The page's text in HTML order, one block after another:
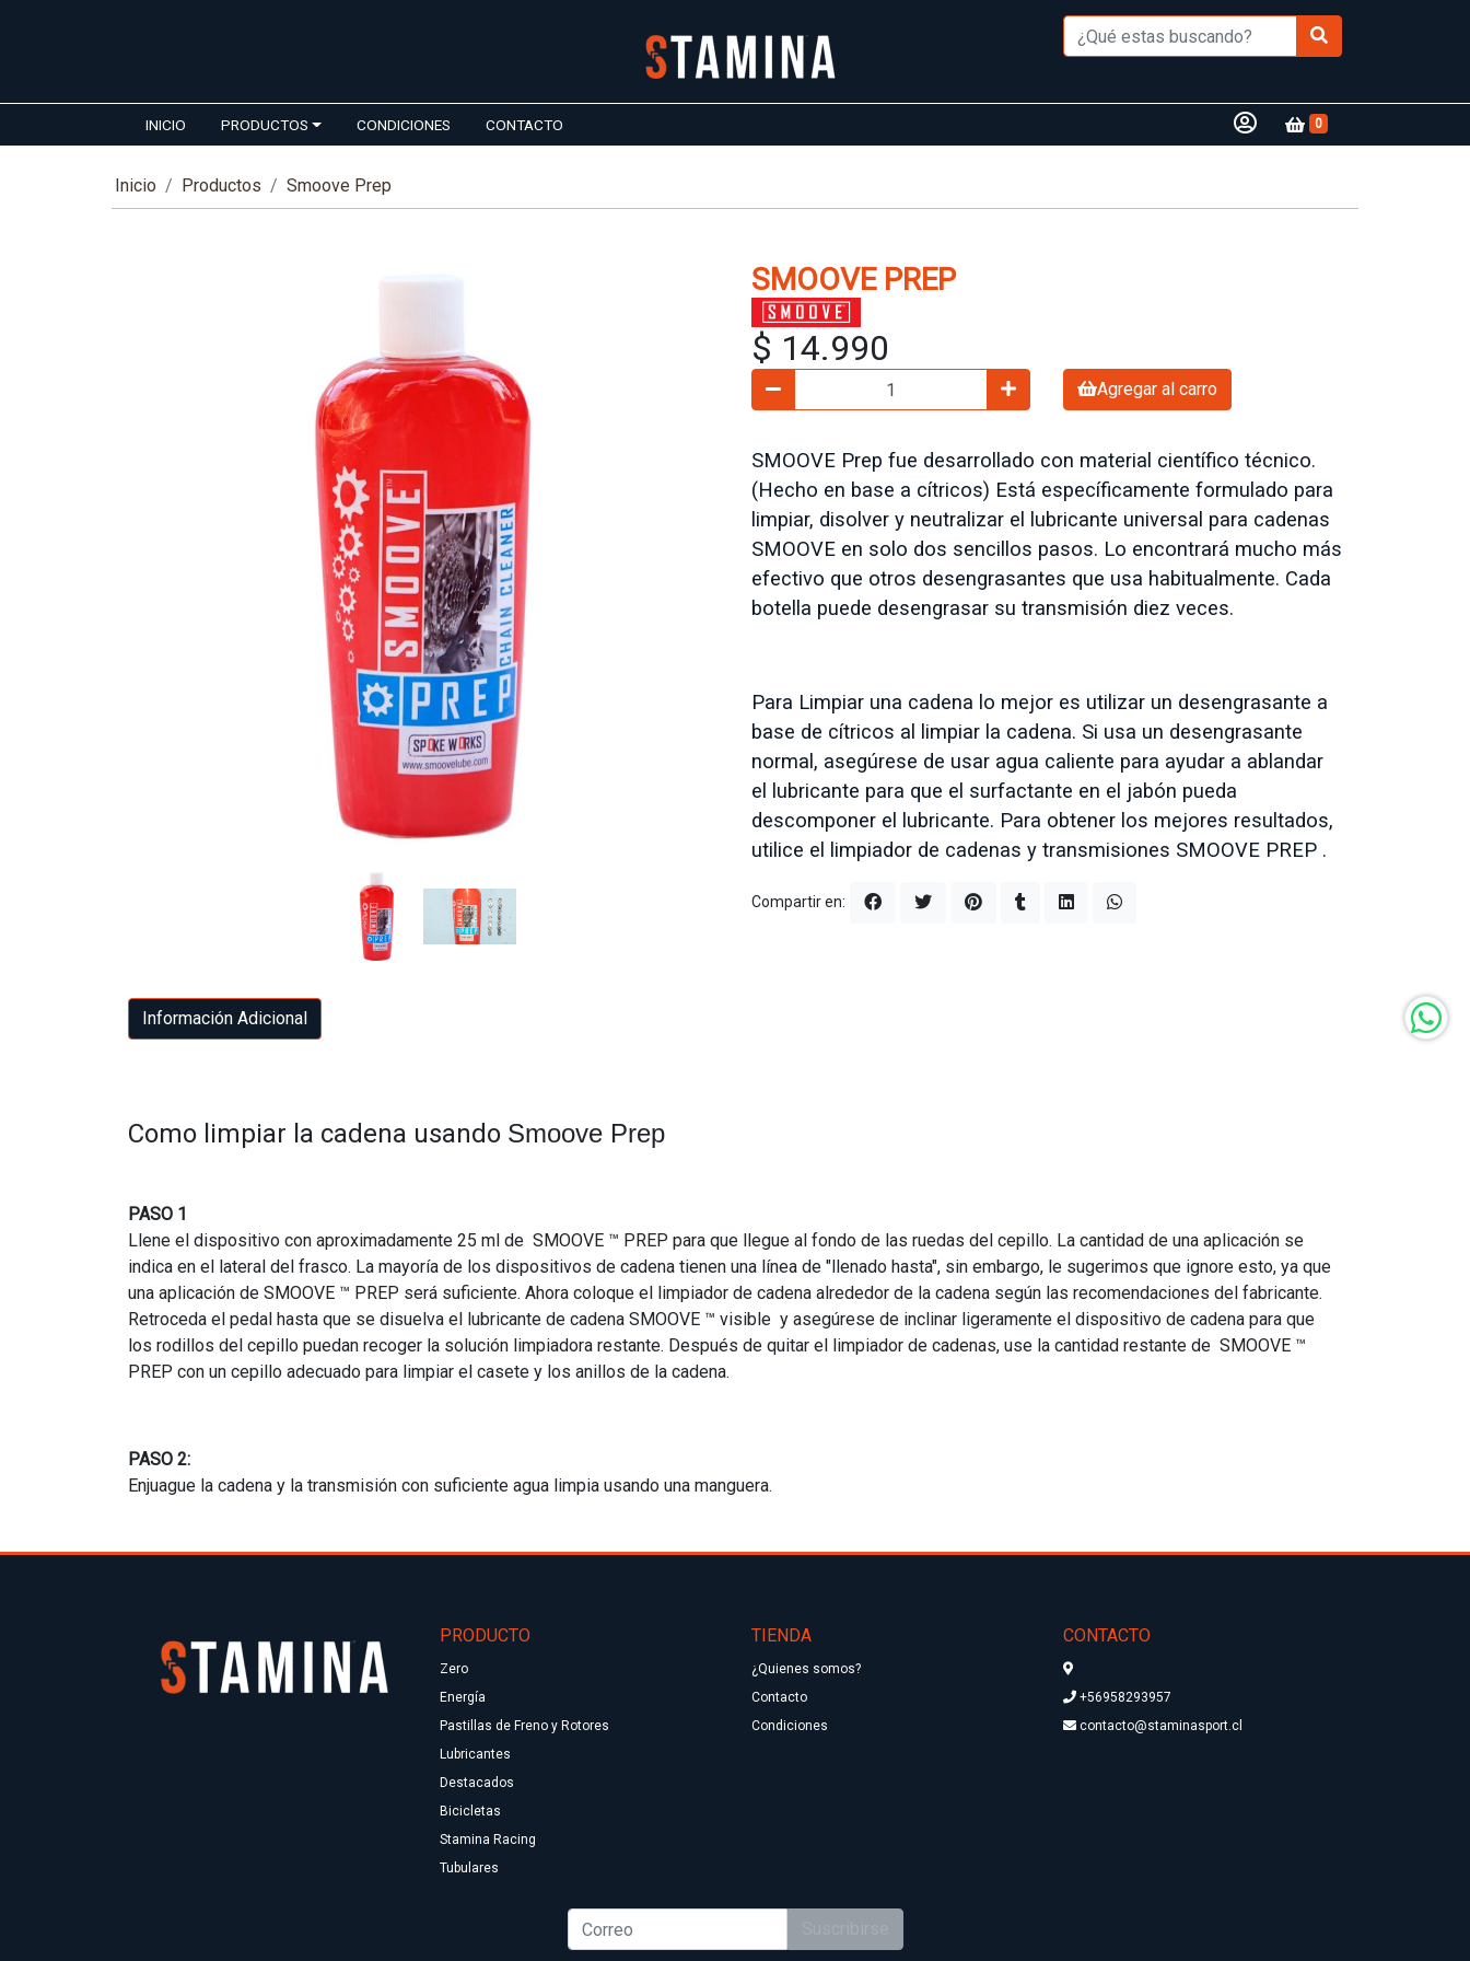
INICIO PRODUCTOS CONDICIONES CONTACTO 0
Inicio Productos Smoove Prep
SMOOVE PREP
$ 14.990
Agregar al carro
SMOOVE Prep fue desarrollado con material científico técnico.
(Hecho en base a cítricos) Está específicamente formulado para
limpiar, disolver y neutralizar el lubricante universal para cadenas
SMOOVE en solo dos sencillos pasos. Lo encontrará mucho más
efectivo que otros desengrasantes que usa habitualmente. Cada
botella puede desengrasar su transmisión diez veces.
Para Limpiar una cadena lo mejor es utilizar un desengrasante a
base de cítricos al limpiar la cadena. Si usa un desengrasante
normal, asegúrese de usar agua caliente para ayudar a ablandar
el lubricante para que el surfactante en el jabón pueda
descomponer el lubricante. Para obtener los mejores resultados,
utilice el limpiador de cadenas y transmisiones SMOOVE PREP .
Compartir en:
Como limpiar la cadena usando Smoove Prep
PASO 1
Llene el dispositivo con aproximadamente 25 ml de SMOOVE ™ PREP para que llegue al fondo de las ruedas del cepillo. La cantidad de una aplicación se
indica en el lateral del frasco. La mayoría de los dispositivos de cadena tienen una línea de "llenado hasta", sin embargo, le sugerimos que ignore esto, ya que
una aplicación de SMOOVE ™ PREP será suficiente. Ahora coloque el limpiador de cadena alrededor de la cadena según las recomendaciones del fabricante.
Retroceda el pedal hasta que se disuelva el lubricante de cadena SMOOVE ™ visible y asegúrese de inclinar ligeramente el dispositivo de cadena para que
los rodillos del cepillo puedan recoger la solución limpiadora restante. Después de quitar el limpiador de cadenas, use la cantidad restante de SMOOVE ™
PREP con un cepillo adecuado para limpiar el casete y los anillos de la cadena.
PASO 2:
Enjuague la cadena y la transmisión con suficiente agua limpia usando una manguera.
Información Adicional
PRODUCTO
Zero
Energía
Pastillas de Freno y Rotores
Lubricantes
Destacados
Bicicletas
Stamina Racing
Tubulares
TIENDA
¿Quienes somos?
Contacto
Condiciones
CONTACTO
+56958293957
contacto@staminasport.cl